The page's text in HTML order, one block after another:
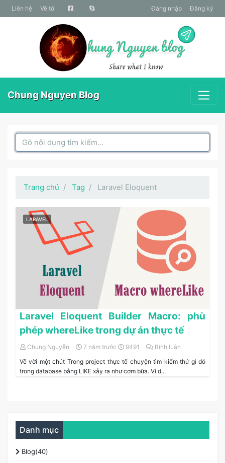
liên hệ Về tôi Đăng nhập Đăng ký
Chung Nguyen Blog
Search Box
Trang chủ Tag Laravel Eloquent
LARAVEL
Laravel Eloquent Builder Macro: phù
phép whereLike trong dự án thực tế
Chung Nguyễn 7 năm trước 9491
Bình luận
Vẽ vời một chút Trong project thực tế chuyện tìm kiếm thứ gì đó
trong database bằng LIKE xảy ra như cơm bữa. Ví d...
Danh mục
Blog(40)